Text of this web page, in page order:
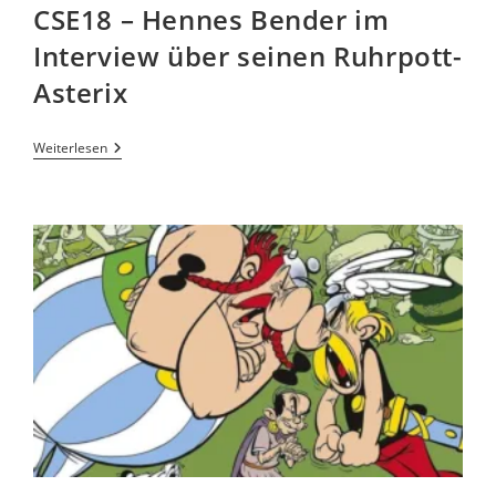
CSE18 – Hennes Bender im
Interview über seinen Ruhrpott-
Asterix
Weiterlesen